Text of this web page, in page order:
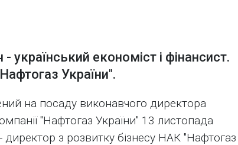
український економіст і фінансист.
України".
на посаду виконавчого директора
"Нафтогаз України" 13 листопада
з розвитку бізнесу НАК "Нафтогаз